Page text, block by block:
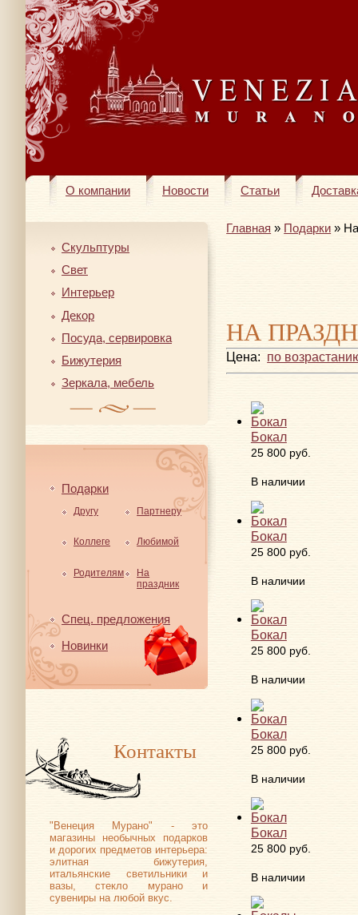
О компании Новости Статьи
Скульптуры
Свет
Интерьер
Декор
Посуда, сервировка
Бижутерия
Зеркала, мебель
Подарки
Другу Партнеру
Коллеге Любимой
Родителям
На
праздник
Спец. предложения
Новинки
Контакты
"Венеция Мурано" - это
магазины необычных подарков
и дорогих предметов интерьера:
элитная бижутерия,
итальянские светильники и
вазы, стекло мурано и
сувениры на любой вкус.
Главная » Подарки »
НА
Цена: по
Бокал
25 800 руб.
В наличии
Бокал
25 800 руб.
В наличии
Бокал
25 800 руб.
В наличии
Бокал
25 800 руб.
В наличии
Бокал
25 800 руб.
В наличии